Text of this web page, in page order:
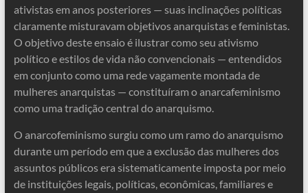
ativistas em anos posteriores — suas inclinações políticas
claramente misturavam objetivos anarquistas e feministas.
O objetivo deste ensaio é ilustrar como seu ativismo
político e estilos de vida não convencionais — entendidos
em conjunto como uma rede vagamente montada de
mulheres anarquistas — constituíram o anarcafeminismo
como uma tradição central do anarquismo.
O anarcofeminismo surgiu como um ramo do anarquismo
durante um período em que a exclusão das mulheres dos
assuntos públicos era sistematicamente imposta por meio
de instituições legais, políticas, econômicas, familiares e